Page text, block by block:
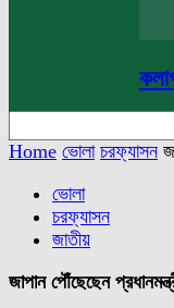
Home ভোলা চরফ্যাসন
ভোলা
চরফ্যাসন
জাতীয়
জাপান পৌঁছেছেন